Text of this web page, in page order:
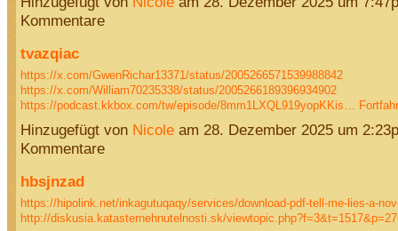
Kommentare
tvazqiac
https://x.com/GwenRichar13371/status/2005266571539988842
https://x.com/William70235338/status/2005266189396934902
https://podcast.kkbox.com/tw/episode/8mm1LXQL919yopKKis…
Hinzugefügt von Nicoleam 28. Dezember 2025 um
Kommentare
hbsjnzad
https://hipolink.net/inkagutuqaqy/services/download-pdf-tell-me-lies-a-
http://diskusia.katasternehnutelnosti.sk/